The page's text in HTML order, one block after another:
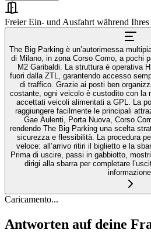
Freier Ein- und Ausfahrt während
The Big Parking è un’autorimessa
di Milano, in zona Corso Como, a pochi
M2 Garibaldi. La struttura è operativa
fuori dalla ZTL, garantendo accesso
di traffico. Grazie ai posti ben
costante, ogni veicolo è custodito con la
accettati veicoli alimentati a GPL. La
raggiungere facilmente le principali
Gae Aulenti, Porta Nuova, Corso
rendendo The Big Parking una scelta
sicurezza e flessibilità. La procedura per parcheggiare è semplice e
veloce: all’arrivo ritiri il biglietto e la
Prima di uscire, passi in gabbiotto,
dirigi alla sbarra per completare l’uscita. Chiamaci per
Caricamento...
Antworten auf deine